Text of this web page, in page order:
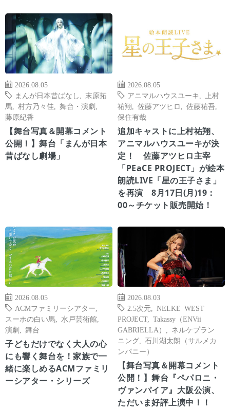
2026.08.05
まんが日本昔ばなし
末原拓
馬
村方乃々佳 舞台・演劇
藤原紀香
【舞台写真＆開幕コメント
公開！】舞台「まんが日本
昔ばなし劇場」
2026.08.05
アニマルハウスユーキ
上村
祐翔
佐藤アツヒロ 佐藤祐吾
保住有哉
追加キャストに上村祐翔、
アニマルハウスユーキが決
定！ 佐藤アツヒロ主宰
「PEaCE PROJECT」が絵本
朗読LIVE「星の王子さま」
を再演 8月17日(月)19：
00～チケット販売開始！
2026.08.05
ACMファミリーシアター
スーホの白い馬
水戸芸術館
演劇
舞台
子どもだけでなく大人の心
にも響く舞台を！家族で一
緒に楽しめるACMファミリ
ーシアター・シリーズ
2026.08.03
2.5次元
NELKE WEST
PROJECT, Takassy（ENVii
GABRIELLA）
ネルケプラン
ニング
石川湖太朗（サルメカ
ンパニー）
【舞台写真＆開幕コメント
公開！】舞台『ペパロニ・
ヴァンパイア』大阪公演、
ただいま好評上演中！！